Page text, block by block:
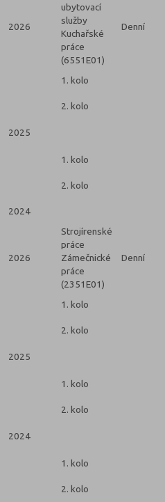
2026
ubytovací
služby
Kuchařské
práce
(6551E01)
Denní
1. kolo
2. kolo
2025
1. kolo
2. kolo
2024
2026
Strojírenské
práce
Zámečnické
práce
(2351E01)
Denní
1. kolo
2. kolo
2025
1. kolo
2. kolo
2024
1. kolo
2. kolo